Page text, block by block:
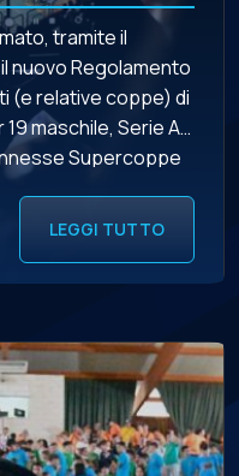
tramite il
nuovo Regolamento
(e relative coppe) di
19 maschile, Serie A,
Supercoppe
e Coppa della
LEGGI TUTTO